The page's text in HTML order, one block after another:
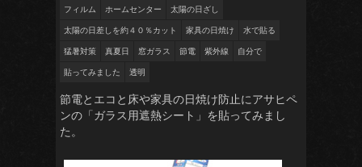
フィルム
ホームセンター
太陽の日ざし
太陽の日差しを約４０％カット
家具の日焼け
水で貼る
猛暑対策
真夏日 窓ガラス 節電 紫外線
自分で
貼ってみました
透明
節電とエコと床や家具の日焼け防止にアサヒペ
ンの「ガラス用遮熱シート」を貼ってみまし
た。